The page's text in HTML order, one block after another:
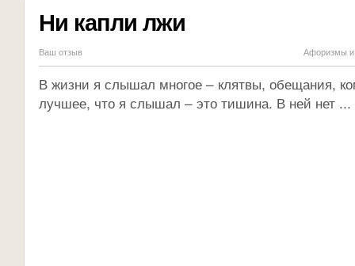
Ни капли лжи
Ваш отзыв Афоризмы и
В жизни я слышал многое – клятвы, обещания,
лучшее, что я слышал – это тишина. В ней нет ...